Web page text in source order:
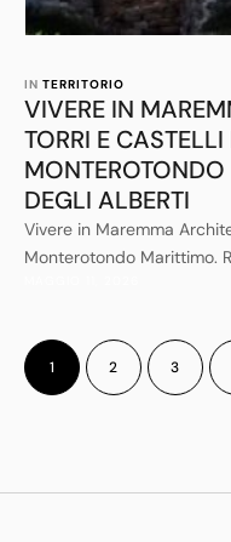
IN TERRITORIO
VIVERE IN
TORRI E
DEGLI ALBERTI
Vivere in Maremma
Monterotondo Marittimo.
della Provincia di
nel blog presenti nel
Rocca degli Alberti2-
1 2 3